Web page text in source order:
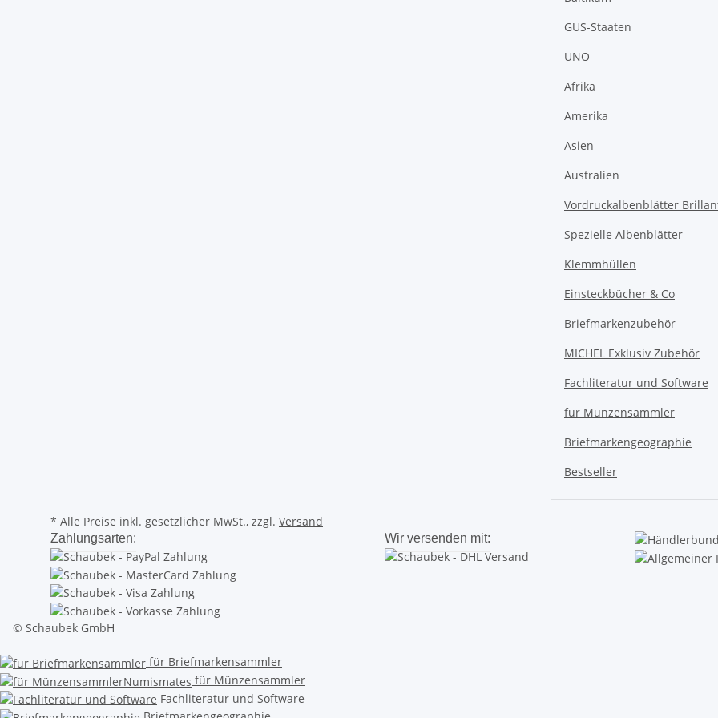
GUS-Staaten
UNO
Afrika
Amerika
Asien
Australien
Vordruckalbenblätter
Spezielle Albenblätter
Klemmhüllen
Einsteckbücher & Co
Briefmarkenzubehör
MICHEL Exklusiv Zubehör
Fachliteratur und Software
für Münzensammler
Briefmarkengeographie
Bestseller
* Alle Preise inkl. gesetzlicher MwSt., zzgl. Versand
Zahlungsarten: Wir versenden mit:
© Schaubek GmbH
für Briefmarkensammler
für Münzensammler
Fachliteratur und Software